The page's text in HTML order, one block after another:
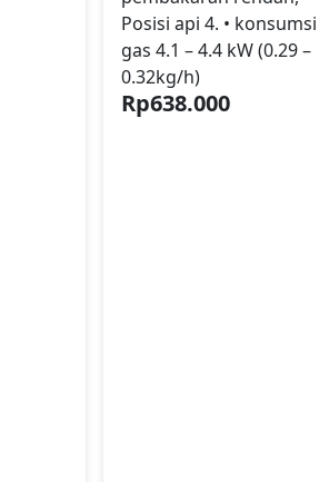
Posisi api 4. • konsumsi
gas 4.1 – 4.4 kW (0.29 –
0.32kg/h)
Rp638.000